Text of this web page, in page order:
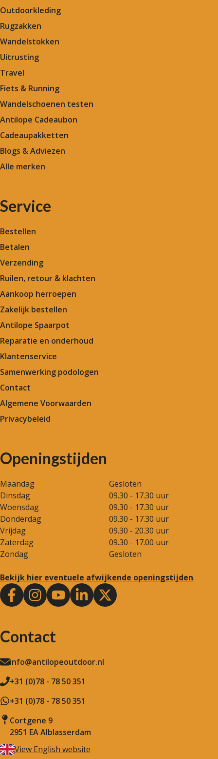
Outdoorkleding
Rugzakken
Wandelstokken
Uitrusting
Travel
Fiets & Running
Wandelschoenen testen
Antilope Cadeaubon
Cadeaupakketten
Blogs & Adviezen
Alle merken
Service
Bestellen
Betalen
Verzending
Ruilen, retour & klachten
Aankoop herroepen
Zakelijk bestellen
Antilope Spaarpot
Reparatie en onderhoud
Klantenservice
Samenwerking podologen
Contact
Algemene Voorwaarden
Privacybeleid
Openingstijden
Maandag
Gesloten
Dinsdag
09.30 - 17.30 uur
Woensdag
09.30 - 17.30 uur
Donderdag
09.30 - 17.30 uur
Vrijdag
09.30 - 20.30 uur
Zaterdag
09.30 - 17.00 uur
Zondag
Gesloten
Bekijk hier eventuele afwijkende openingstijden.
Contact
info@antilopeoutdoor.nl
+31 (0)78 - 78 50 351
+31 (0)78 - 78 50 351
Cortgene 9
2951 EA Alblasserdam
View English website